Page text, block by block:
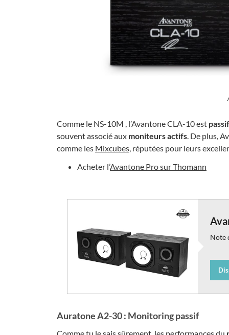
Comme le NS-10M , l’Avantone CLA-10 est passif
souvent associé aux moniteurs actifs. De plus,
comme les Mixcubes, réputées pour leurs
Acheter l’Avantone Pro sur Thomann
Note
Auratone A2-30 : Monitoring passif